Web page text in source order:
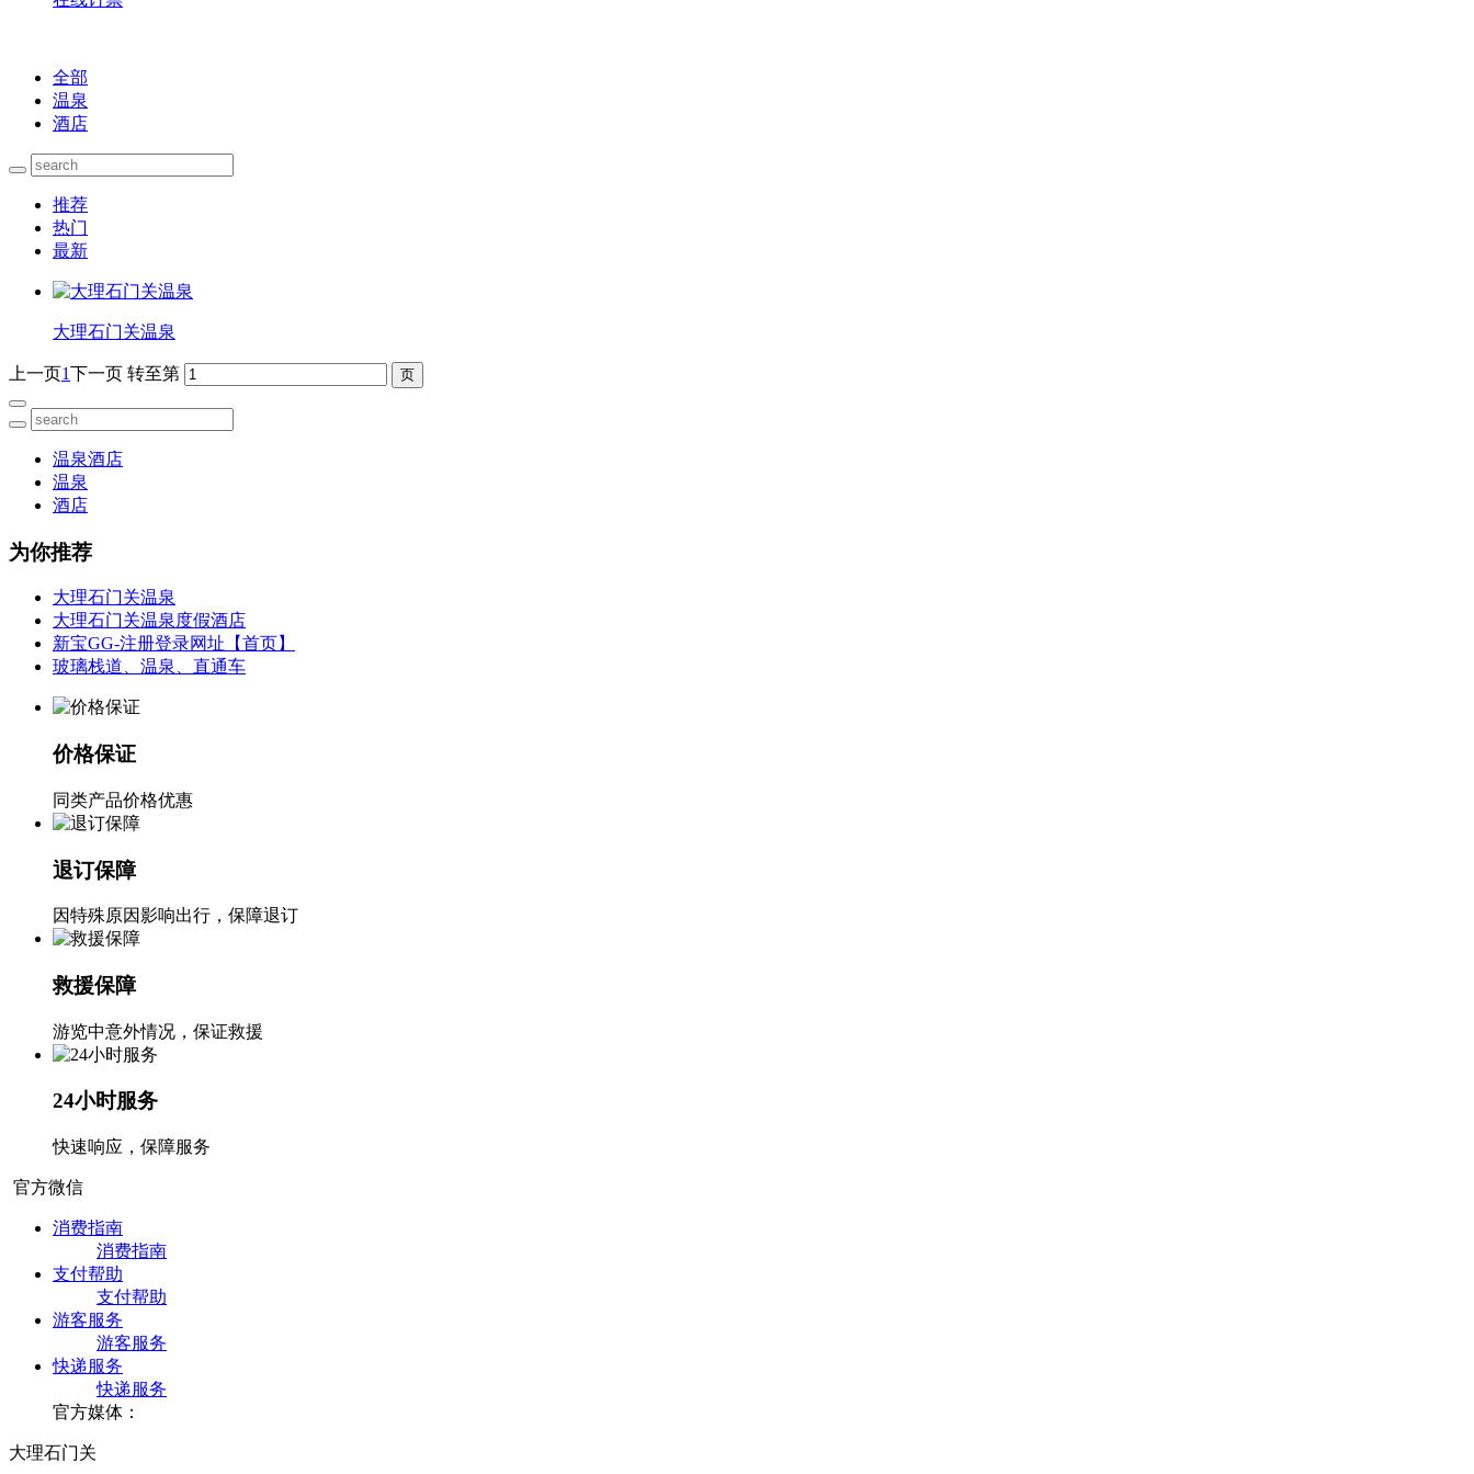
全部
温泉
酒店
推荐
热门
最新
大理石门关温泉
上一页1下一页 转至第
温泉酒店
温泉
酒店
为你推荐
大理石门关温泉
大理石门关温泉度假酒店
新宝GG-注册登录网址【首页】
玻璃栈道、温泉、直通车
价格保证
同类产品价格优惠
退订保障
因特殊原因影响出行，保障退订
救援保障
游览中意外情况，保证救援
24小时服务
快速响应，保障服务
官方微信
消费指南
消费指南
支付帮助
支付帮助
游客服务
游客服务
快递服务
快递服务
官方媒体：
大理石门关